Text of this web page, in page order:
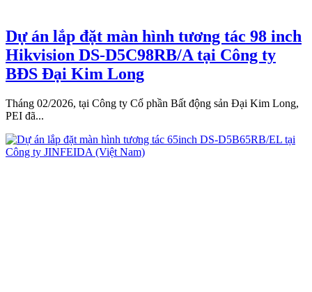
Dự án lắp đặt màn hình tương tác 98 inch
Hikvision DS-D5C98RB/A tại Công ty
BĐS Đại Kim Long
Tháng 02/2026, tại Công ty Cổ phần Bất động sản Đại Kim Long,
PEI đã...